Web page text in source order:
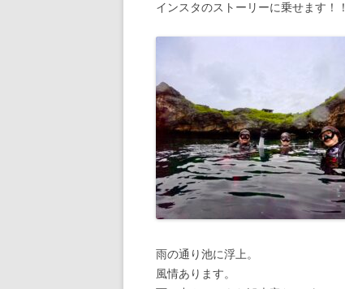
インスタのストーリーに乗せます！！
雨の通り池に浮上。
風情あります。